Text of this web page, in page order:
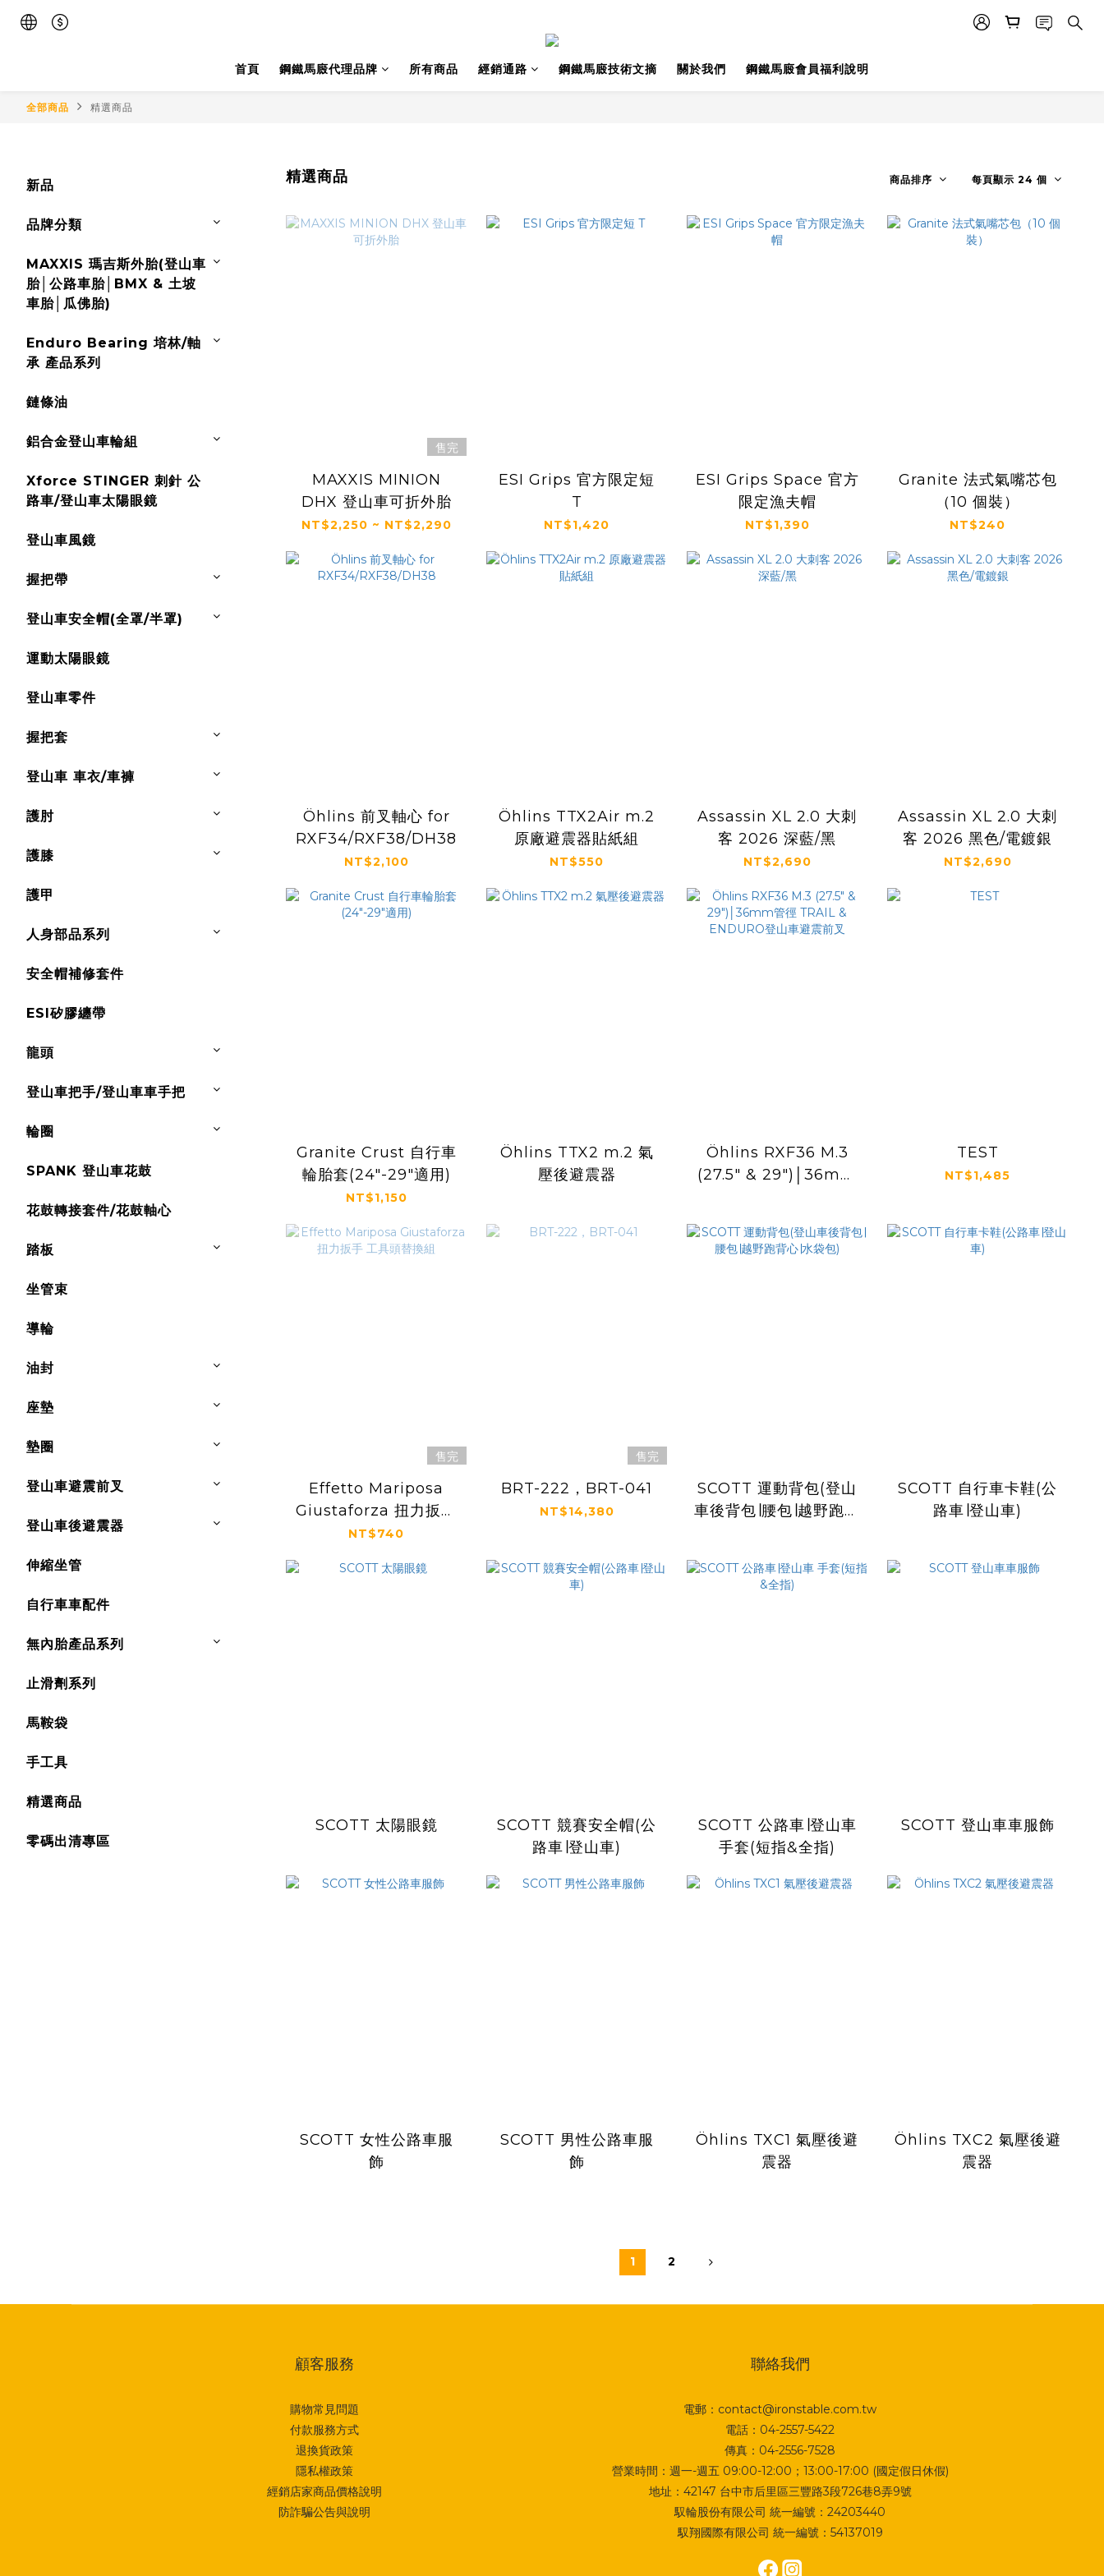
首頁 鋼鐵馬廄代理品牌 所有商品 經銷通路 鋼鐵馬廄技術文摘 關於我們 鋼鐵馬廄會員福利說明
全部商品 精選商品
新品
品牌分類
MAXXIS 瑪吉斯外胎(登山車
胎│公路車胎│BMX & 土坡
車胎│瓜佛胎)
Enduro Bearing 培林/軸
承 產品系列
鏈條油
鋁合金登山車輪組
Xforce STINGER 刺針 公
路車/登山車太陽眼鏡
登山車風鏡
握把帶
登山車安全帽(全罩/半罩)
運動太陽眼鏡
登山車零件
握把套
登山車 車衣/車褲
護肘
護膝
護甲
人身部品系列
安全帽補修套件
ESI矽膠纏帶
龍頭
登山車把手/登山車車手把
輪圈
SPANK 登山車花鼓
花鼓轉接套件/花鼓軸心
踏板
坐管束
導輪
油封
座墊
墊圈
登山車避震前叉
登山車後避震器
伸縮坐管
自行車車配件
無內胎產品系列
止滑劑系列
馬鞍袋
手工具
精選商品
零碼出清專區
精選商品 商品排序 每頁顯示 24 個
售完
MAXXIS MINION
DHX 登山車可折外胎
NT$2,250 ~ NT$2,290
ESI Grips 官方限定短
T
NT$1,420
ESI Grips Space 官方
限定漁夫帽
NT$1,390
Granite 法式氣嘴芯包
（10 個裝）
NT$240
Öhlins 前叉軸心 for
RXF34/RXF38/DH38
NT$2,100
Öhlins TTX2Air m.2
原廠避震器貼紙組
NT$550
Assassin XL 2.0 大刺
客 2026 深藍/黑
NT$2,690
Assassin XL 2.0 大刺
客 2026 黑色/電鍍銀
NT$2,690
Granite Crust 自行車
輪胎套(24"-29"適用)
NT$1,150
Öhlins TTX2 m.2 氣
壓後避震器
Öhlins RXF36 M.3
(27.5" & 29")│36mm
叉
TEST
NT$1,485
售完
Effetto Mariposa
Giustaforza 扭力扳手
工具頭替換組
NT$740
售完
BRT-222，BRT-041
NT$14,380
SCOTT 運動背包(登山
車後背包∣腰包∣越野跑背
SCOTT 自行車卡鞋(公
路車∣登山車)
SCOTT 太陽眼鏡
SCOTT 競賽安全帽(公
路車∣登山車)
SCOTT 公路車∣登山車
手套(短指&全指)
SCOTT 登山車車服飾
SCOTT 女性公路車服
飾
SCOTT 男性公路車服
飾
Öhlins TXC1 氣壓後避
震器
Öhlins TXC2 氣壓後避
震器
1 2
顧客服務
購物常見問題
付款服務方式
退換貨政策
隱私權政策
經銷店家商品價格說明
防詐騙公告與說明
聯絡我們
電郵：contact@ironstable.com.tw
電話：04-2557-5422
傳真：04-2556-7528
營業時間：週一-週五 09:00-12:00；13:00-17:00 (國定假日休假)
地址： 42147 台中市后里區三豐路3段726巷8弄9號
馭輪股份有限公司 統一編號：24203440
馭翔國際有限公司 統一編號：54137019